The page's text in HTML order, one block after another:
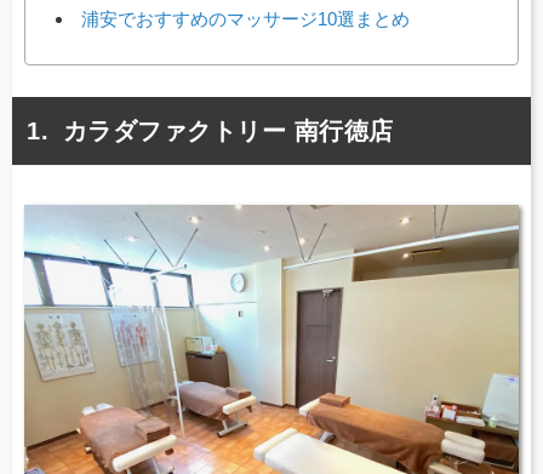
浦安でおすすめのマッサージ10選まとめ
カラダファクトリー 南行徳店